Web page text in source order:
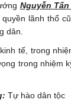
Nguyễn
lãnh thổ
dân.
tế, trong
trong nhiệm
Tự hào dân tộc